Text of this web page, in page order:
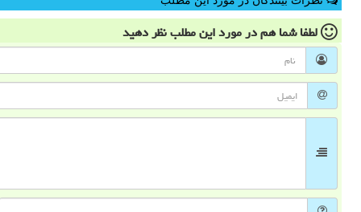
لطفا شما همدر مورد این مطلبنظر دهید